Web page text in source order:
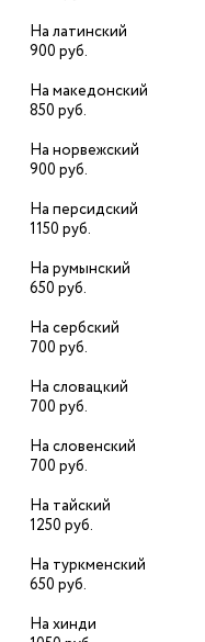
На латинский
900 руб.
На македонский
850 руб.
На норвежский
900 руб.
На персидский
1150 руб.
На румынский
650 руб.
На сербский
700 руб.
На словацкий
700 руб.
На словенский
700 руб.
На тайский
1250 руб.
На туркменский
650 руб.
На хинди